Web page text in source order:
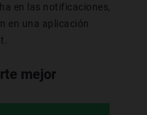
en las notificaciones,
en una aplicación
mejor